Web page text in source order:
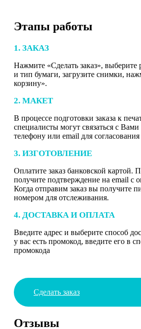
Этапы работы
1. ЗАКАЗ
Нажмите «Сделать заказ», выберите
и тип бумаги, загрузите снимки,
корзину».
2. МАКЕТ
В процессе подготовки заказа к
специалисты могут связаться с
телефону или email для согласования
3. ИЗГОТОВЛЕНИЕ
Оплатите заказ банковской картой.
получите подтверждение на email с
Когда отправим заказ вы получите
номером для отслеживания.
4. ДОСТАВКА И ОПЛАТА
Введите адрес и выберите способ
у вас есть промокод, введите его в
промокода
Сделать заказ
Отзывы